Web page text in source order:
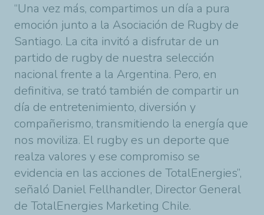
“Una vez más, compartimos un día a pura
emoción junto a la Asociación de Rugby de
Santiago. La cita invitó a disfrutar de un
partido de rugby de nuestra selección
nacional frente a la Argentina. Pero, en
definitiva, se trató también de compartir un
día de entretenimiento, diversión y
compañerismo, transmitiendo la energía que
nos moviliza. El rugby es un deporte que
realza valores y ese compromiso se
evidencia en las acciones de TotalEnergies”,
señaló Daniel Fellhandler, Director General
de TotalEnergies Marketing Chile.